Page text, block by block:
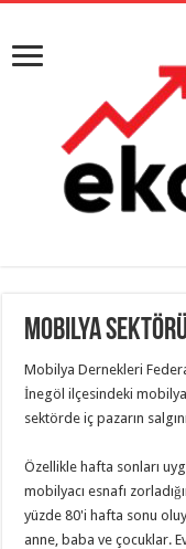
Mobilya
Mobilya Dernekleri
İnegöl ilçesindeki
sektörde iç pazarın
Özellikle hafta sonları
mobilyacı esnafı
yüzde 80'i hafta sonu
anne, baba ve çocuklar.